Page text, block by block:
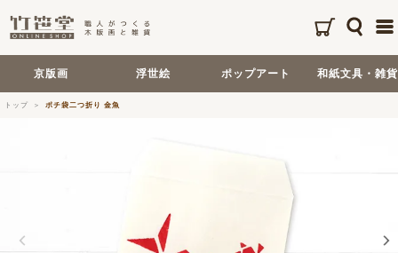
京版画 浮世絵 ポップアート 和紙文具・雑貨
トップ ポチ袋二つ折り 金魚